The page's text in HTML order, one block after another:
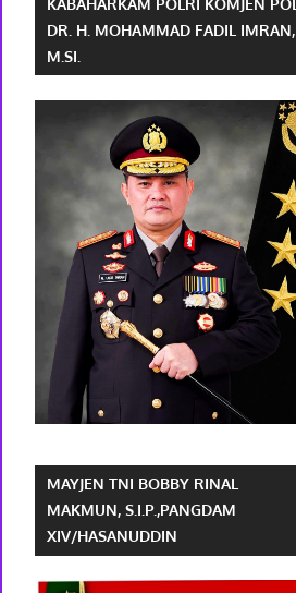
DR. H. MOHAMMAD FADIL IMRAN,
M.SI.
MAYJEN TNI BOBBY RINAL
MAKMUN, S.I.P.,PANGDAM
XIV/HASANUDDIN